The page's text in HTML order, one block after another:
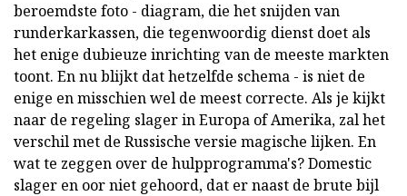
beroemdste foto - diagram, die het snijden van
runderkarkassen, die tegenwoordig dienst doet als
het enige dubieuze inrichting van de meeste markten
toont. En nu blijkt dat hetzelfde schema - is niet de
enige en misschien wel de meest correcte. Als je kijkt
naar de regeling slager in Europa of Amerika, zal het
verschil met de Russische versie magische lijken. En
wat te zeggen over de hulpprogramma's? Domestic
slager en oor niet gehoord, dat er naast de brute bijl